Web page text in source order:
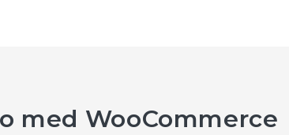
med WooCommerce